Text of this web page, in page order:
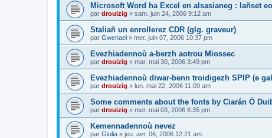
Microsoft Word ha Excel en alsasianeg : lañset
par drouizig » sam. juin 24, 2006 9:12 am
Staliañ un enrollerez CDR (glg. graveur)
par Gwenael » mer. juin 07, 2006 10:37 pm
Evezhiadennoù a-berzh aotrou Miossec
par drouizig » mar. mai 30, 2006 3:49 pm
Evezhiadennoù diwar-benn troidigezh SPIP (e
par drouizig » lun. mai 22, 2006 11:09 am
Some comments about the fonts by Ciarán Ó
par drouizig » mer. mai 03, 2006 6:35 pm
Kemennadennoù nevez
par Giulia » jeu. avr. 06, 2006 12:21 am